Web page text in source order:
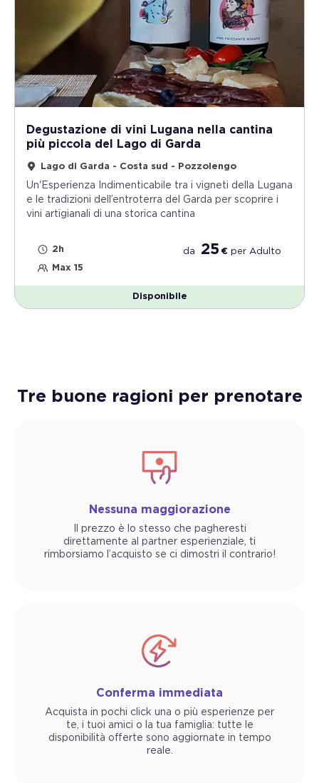
Degustazione di vini Lugana nella cantina
più piccola del Lago di Garda
Lago di Garda - Costa sud - Pozzolengo
Un'Esperienza Indimenticabile tra i vigneti della Lugana
e le tradizioni dell’entroterra del Garda per scoprire i
vini artigianali di una storica cantina
2h
Max 15
da 25 € per Adulto
Disponibile
Tre buone ragioni per prenotare
Nessuna maggiorazione
Il prezzo è lo stesso che pagheresti
direttamente al partner esperienziale, ti
rimborsiamo l’acquisto se ci dimostri il contrario!
Conferma immediata
Acquista in pochi click una o più esperienze per
te, i tuoi amici o la tua famiglia: tutte le
disponibilità offerte sono aggiornate in tempo
reale.